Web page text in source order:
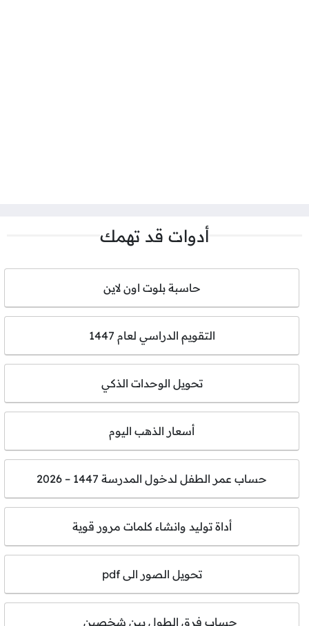
أدوات قد تهمك
حاسبة بلوت اون لاين
التقويم الدراسي لعام 1447
تحويل الوحدات الذكي
أسعار الذهب اليوم
حساب عمر الطفل لدخول المدرسة 1447 – 2026
أداة توليد وانشاء كلمات مرور قوية
تحويل الصور الى pdf
حساب فرق الطول بين شخصين